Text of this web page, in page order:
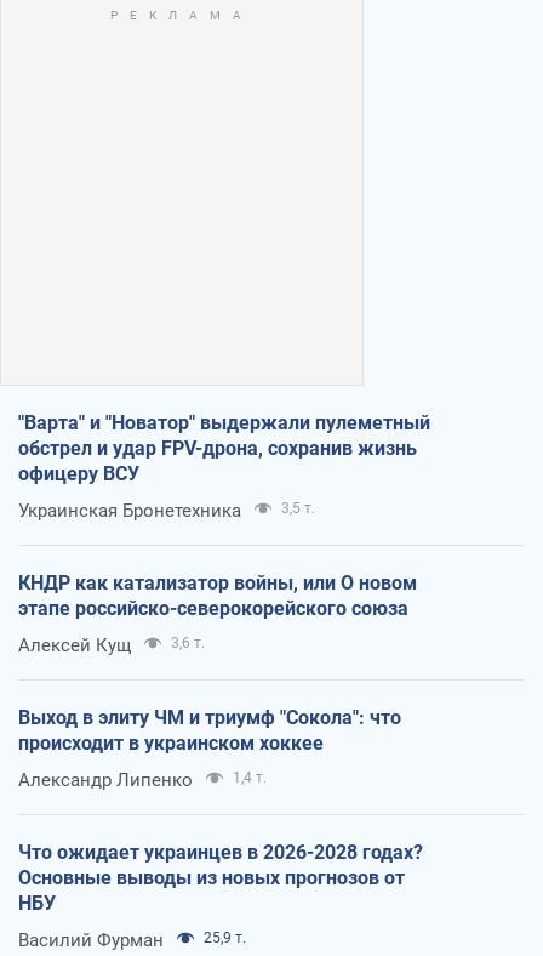
"Варта" и "Новатор" выдержали пулеметный
обстрел и удар FPV-дрона, сохранив жизнь
офицеру ВСУ
Украинская Бронетехника 3,5 т.
КНДР как катализатор войны, или О новом
этапе российско-северокорейского союза
Алексей Кущ 3,6 т.
Выход в элиту ЧМ и триумф "Сокола": что
происходит в украинском хоккее
Александр Липенко 1,4 т.
Что ожидает украинцев в 2026-2028 годах?
Основные выводы из новых прогнозов от
НБУ
Василий Фурман 25,9 т.